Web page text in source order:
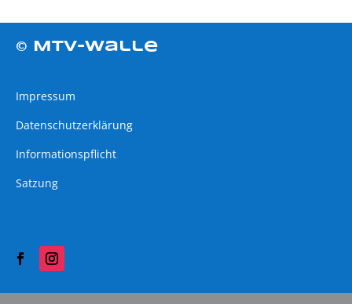
© MTV-Walle
Impressum
Datenschutzerklärung
Informationspflicht
Satzung